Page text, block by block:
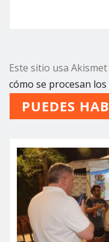
Este sitio usa
cómo se procesan
PUEDES